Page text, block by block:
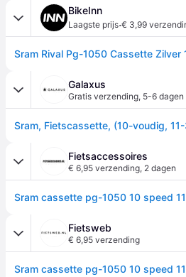
BikeInn
Laagste prijs·€ 3,99
Sram Rival Pg-1050 Cassette Zilver
Galaxus
Gratis verzending, 5-6 dagen
Sram, Fietscassette, (10-voudig,
Fietsaccessoires
€ 6,95 verzending, 2 dagen
Sram cassette pg-1050 10 speed
Fietsweb
€ 6,95 verzending
Sram cassette pg-1050 10 speed